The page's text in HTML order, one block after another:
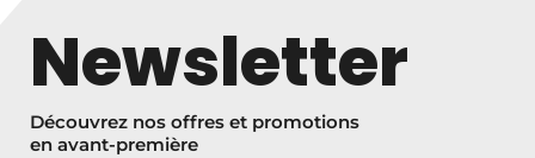
Newsletter
Découvrez nos offres et promotions
en avant-première